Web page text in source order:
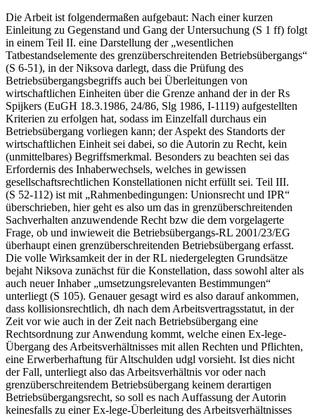
Die Arbeit ist folgendermaßen aufgebaut: Nach einer kurzen
Einleitung zu Gegenstand und Gang der Untersuchung (S 1 ff) folgt
in einem Teil II. eine Darstellung der „wesentlichen
Tatbestandselemente des grenzüberschreitenden Betriebsübergangs“
(S 6-51), in derNiksova darlegt, dass die Prüfung des
Betriebsübergangsbegriffs auch bei Überleitungen von
wirtschaftlichen Einheiten über die Grenze anhand der in der Rs
Spijkers (EuGH 18.3.1986, 24/86, Slg 1986, I-1119) aufgestellten
Kriterien zu erfolgen hat, sodass im Einzelfall durchaus ein
Betriebsübergang vorliegen kann; der Aspekt des Standorts der
wirtschaftlichen Einheit sei dabei, so die Autorin zu Recht, kein
(unmittelbares) Begriffsmerkmal. Besonders zu beachten sei das
Erfordernis des Inhaberwechsels, welches in gewissen
gesellschaftsrechtlichen Konstellationen nicht erfüllt sei. Teil III.
(S 52-112) ist mit „Rahmenbedingungen: Unionsrecht und IPR“
überschrieben, hier geht es also um das in grenzüberschreitenden
Sachverhalten anzuwendende Recht bzw die dem vorgelagerte
Frage, ob und inwieweit die Betriebsübergangs-RL 2001/23/EG
überhaupt einen grenzüberschreitenden Betriebsübergang erfasst.
Die volle Wirksamkeit der in der RL niedergelegten Grundsätze
bejaht Niksova zunächst für die Konstellation, dass sowohl alter als
auch neuer Inhaber „umsetzungsrelevanten Bestimmungen“
unterliegt (S 105). Genauer gesagt wird es also darauf ankommen,
dass kollisionsrechtlich, dh nach dem Arbeitsvertragsstatut, in der
Zeit vor wie auch in der Zeit nach Betriebsübergang eine
Rechtsordnung zur Anwendung kommt, welche einen Ex-lege-
Übergang des Arbeitsverhältnisses mit allen Rechten und Pflichten,
eine Erwerberhaftung für Altschulden udgl vorsieht. Ist dies nicht
der Fall, unterliegt also das Arbeitsverhältnis vor oder nach
grenzüberschreitendem Betriebsübergang keinem derartigen
Betriebsübergangsrecht, so soll es nach Auffassung der Autorin
keinesfalls zu einer Ex-lege-Überleitung des Arbeitsverhältnisses